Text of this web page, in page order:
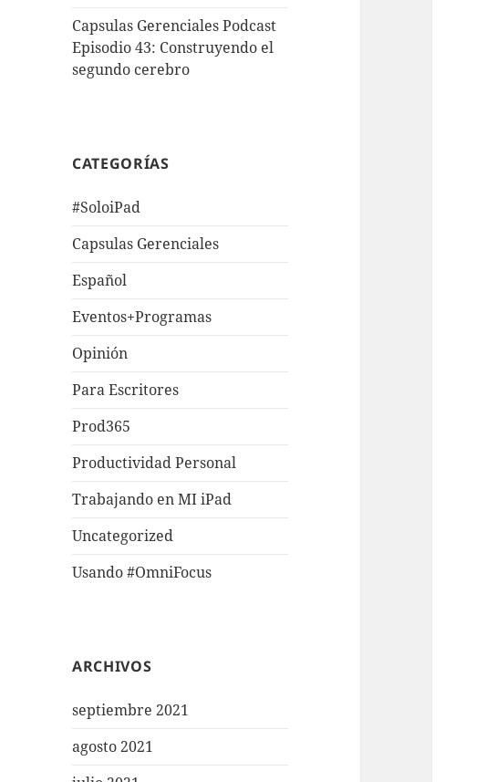
Capsulas Gerenciales Podcast
Episodio 43: Construyendo el
segundo cerebro
CATEGORÍAS
#SoloiPad
Capsulas Gerenciales
Español
Eventos+Programas
Opinión
Para Escritores
Prod365
Productividad Personal
Trabajando en MI iPad
Uncategorized
Usando #OmniFocus
ARCHIVOS
septiembre 2021
agosto 2021